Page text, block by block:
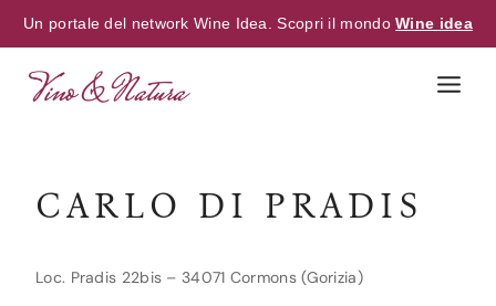
Un portale del network Wine Idea. Scopri il mondoWine idea
CARLO DI PRADIS
Loc. Pradis 22bis – 34071 Cormons (Gorizia)